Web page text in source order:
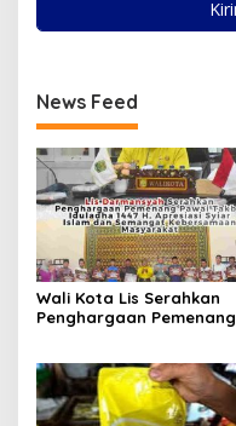
News Feed
Wali Kota Lis Serahkan
Penghargaan Pemenang
Hidupkan Syiar Islam